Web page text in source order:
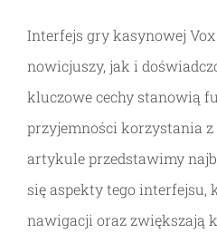
Interfejs gry kasynowej
nowicjuszy, jak i
kluczowe cechy stanowią
przyjemności korzystania
artykule przedstawimy
się aspekty tego interfejsu,
nawigacji oraz zwiększają